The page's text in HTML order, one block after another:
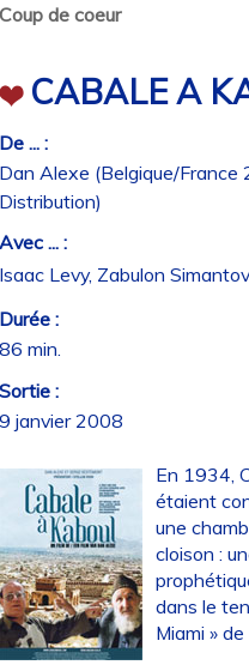
de coeur
CABALE A
... :
Alexe (Belgique/France
... :
Levy, Zabulon
:
min.
:
janvier 2008
En 1934,
étaient
une
cloison :
dans le
Miami »